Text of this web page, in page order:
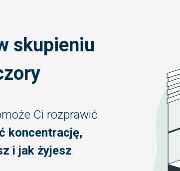
skupieniu
Ci rozprawić
koncentrację,
i jak żyjesz.